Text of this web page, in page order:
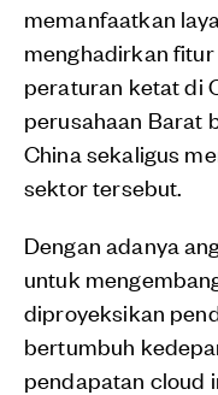
memanfaatkan
menghadirkan
peraturan ketat di
perusahaan Barat
China sekaligus
sektor tersebut.
Dengan adanya
untuk
diproyeksikan
bertumbuh
pendapatan cloud